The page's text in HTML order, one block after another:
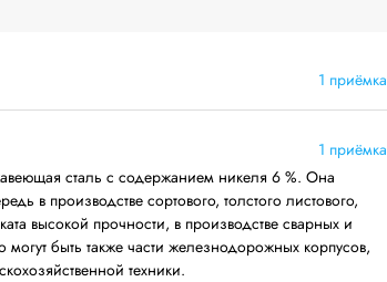
1 приёмка
1 приёмка
сталь с содержанием никеля 6 %. Она
в производстве сортового, толстого листового,
высокой прочности, в производстве сварных и
могут быть также части железнодорожных корпусов,
техники.